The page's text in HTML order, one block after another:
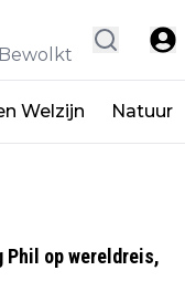
Welzijn Natuur
Phil op wereldreis,